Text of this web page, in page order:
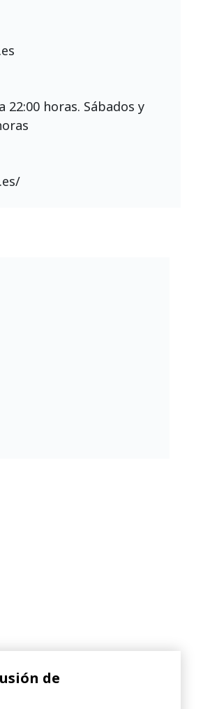
22:00 horas. Sábados y
de